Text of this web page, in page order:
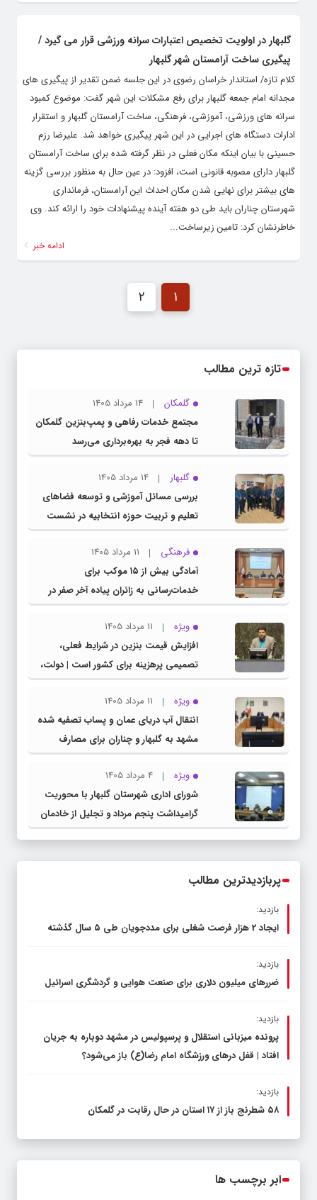
گلبهار در اولویت تخصیص اعتبارات سرانه ورزشی قرار می گیرد /
پیگیری ساخت آرامستان شهر گلبهار
کلام تازه/ استاندار خراسان رضوی در این جلسه ضمن تقدیر از پیگیری های
مجدانه امام جمعه گلبهار برای رفع مشکلات این شهر گفت: موضوع کمبود
سرانه های ورزشی، آموزشی، فرهنگی، ساخت آرامستان گلبهار و استقرار
ادارات دستگاه های اجرایی در این شهر پیگیری خواهد شد. علیرضا رزم
حسینی با بیان اینکه مکان فعلی در نظر گرفته شده برای ساخت آرامستان
گلبهار دارای مصوبه قانونی است، افزود: در عین حال به منظور بررسی گزینه
های بیشتر برای نهایی شدن مکان احداث این آرامستان، فرمانداری
شهرستان چناران باید طی دو هفته آینده پیشنهادات خود را ارائه کند. وی
خاطرنشان کرد: تامین زیرساخت...
ادامه خبر
1
2
تازه ترین مطالب
گلمکان
14 مرداد 1405
مجتمع خدمات رفاهی و پمپ‌بنزین گلمکان
تا دهه فجر به بهره‌برداری می‌رسد
گلبهار
14 مرداد 1405
بررسی مسائل آموزشی و توسعه فضاهای
تعلیم و تربیت حوزه انتخابیه در نشست
مشترک عضو کمیسیون آموزش مجلس با
مدیرکل آموزش و پرورش خراسان رضوی
فرهنگی
11 مرداد 1405
آمادگی بیش از ۱۵ موکب برای
خدمات‌رسانی به زائران پیاده آخر صفر در
شهرستان چناران
ویژه
11 مرداد 1405
افزایش قیمت بنزین در شرایط فعلی،
تصمیمی پرهزینه برای کشور است | دولت،
قاچاق سوخت و عوامل اصلی ناترازی را
محدود کند، نه سفره مردم
ویژه
11 مرداد 1405
انتقال آب دریای عمان و پساب تصفیه شده
مشهد به گلبهار و چناران برای مصارف
صنعتی و کشاورزی | لزوم تسریع در اجرای
پروژه‌های قطار و آزادراه مشهد- گلبهار-
چناران
ویژه
4 مرداد 1405
شورای اداری شهرستان گلبهار با محوریت
گرامیداشت پنجم مرداد و تجلیل از خادمان
عرصه نماز برگزار شد
پربازدیدترین مطالب
بازدید:
ایجاد 2 هزار فرصت شغلی برای مددجویان طی ۵ سال گذشته
بازدید:
ضررهای میلیون دلاری برای صنعت هوایی و گردشگری اسرائیل
بازدید:
پرونده میزبانی استقلال و پرسپولیس در مشهد دوباره به جریان
افتاد | قفل در‌های ورزشگاه امام رضا(ع) باز می‌شود؟
بازدید:
۵۸ شطرنج‌ باز از ۱۷ استان در حال رقابت در گلمکان
ابر برچسب ها